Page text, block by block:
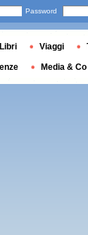
Password
Libri Viaggi
Media & Co